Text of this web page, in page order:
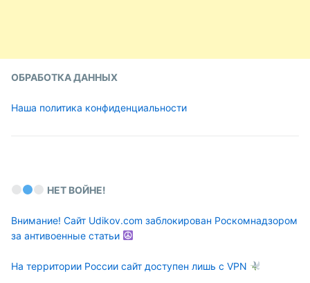
ОБРАБОТКА ДАННЫХ
Наша политика конфиденциальности
НЕТ ВОЙНЕ!
Внимание! Сайт Udikov.com заблокирован Роскомнадзором
за антивоенные статьи
На территории России сайт доступен лишь с VPN